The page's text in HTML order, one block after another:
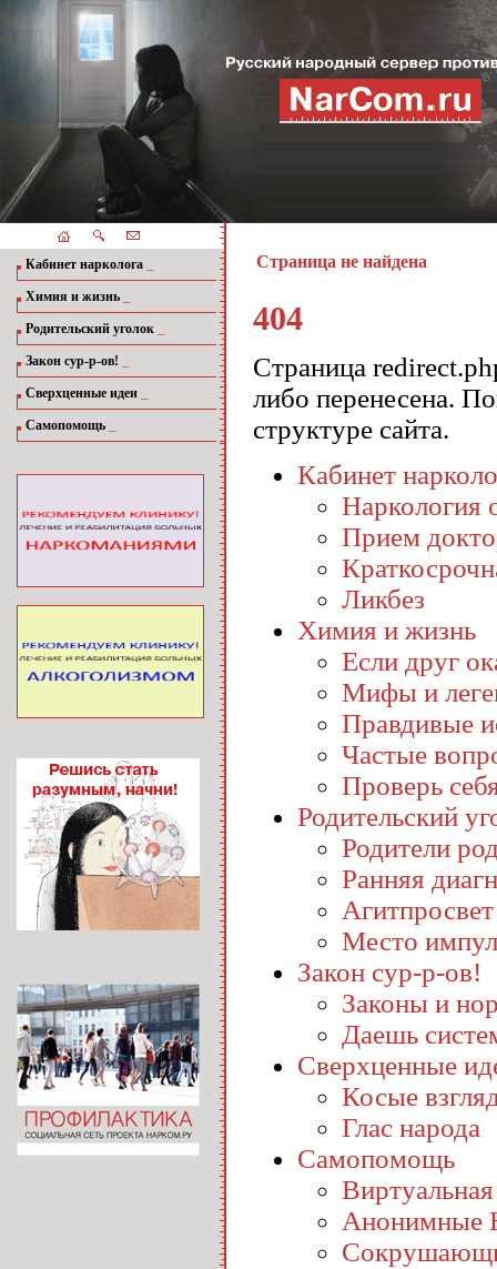
Кабинет нарколога
Химия и жизнь
Родительский уголок
Закон сур-р-ов!
Сверхценные идеи
Самопомощь
Страница не найдена
404
Страница
либо перенесена.
структуре сайта.
Кабинет
Наркология
Прием
Ликбез
Химия и жизнь
Если друг
Мифы и
Правдивые
Частые
Проверь
Родительский
Родители
Ранняя
Агитпросвет
Место
Закон сур-р-ов!
Законы и
Даешь
Сверхценные
Косые
Глас народа
Самопомощь
Анонимные